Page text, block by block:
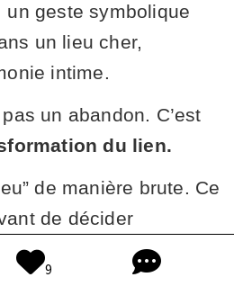
un geste symbolique
un lieu cher,
intime.
un abandon. C’est
du lien.
de manière brute. Ce
de décider
les cendres d’un
9